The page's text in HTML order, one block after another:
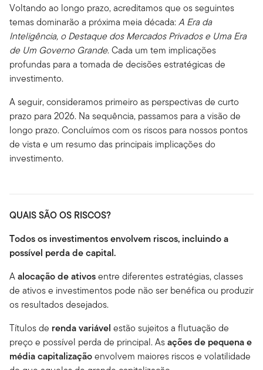
Voltando ao longo prazo, acreditamos que os seguintes
temas dominarão a próxima meia década:A Era da
Inteligência, o Destaque dos Mercados Privados e Uma Era
de Um Governo Grande. Cada um tem implicações
profundas para a tomada de decisões estratégicas de
investimento.
A seguir, consideramos primeiro as perspectivas de curto
prazo para 2026. Na sequência, passamos para a visão de
longo prazo. Concluímos com os riscos para nossos pontos
de vista e um resumo das principais implicações do
investimento.
QUAIS SÃO OS RISCOS?
Todos os investimentos envolvem riscos, incluindo a
possível perda de capital.
Aalocação de ativosentre diferentes estratégias, classes
de ativos e investimentos pode não ser benéfica ou produzir
os resultados desejados.
Títulos de renda variável estão sujeitos a flutuação de
preço e possível perda de principal. Asações de pequena e
média capitalizaçãoenvolvem maiores riscos e volatilidade